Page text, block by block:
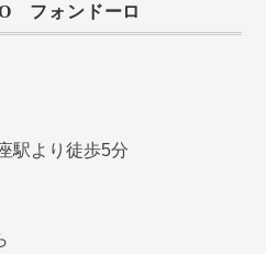
フォンドーロ
駅より徒歩5分